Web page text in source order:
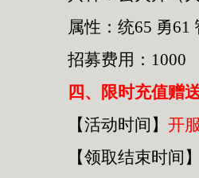
属性：统65 勇61
招募费用：1000
四 、限时充值赠
【活动时间】 开
【领取结束时间